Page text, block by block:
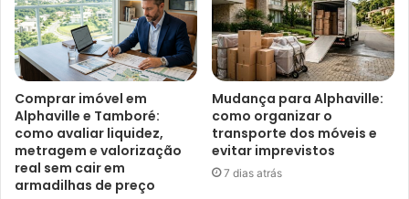
Comprar imóvel em
Alphaville e Tamboré:
como avaliar liquidez,
metragem e valorização
real sem cair em
armadilhas de preço
Mudança para Alphaville:
como organizar o
transporte dos móveis e
evitar imprevistos
7 dias atrás